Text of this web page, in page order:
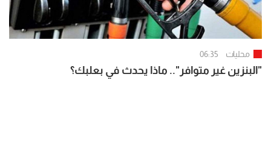
محليات 06:35
"البنزين غير متوافر".. ماذا يحدث في بعلبك؟